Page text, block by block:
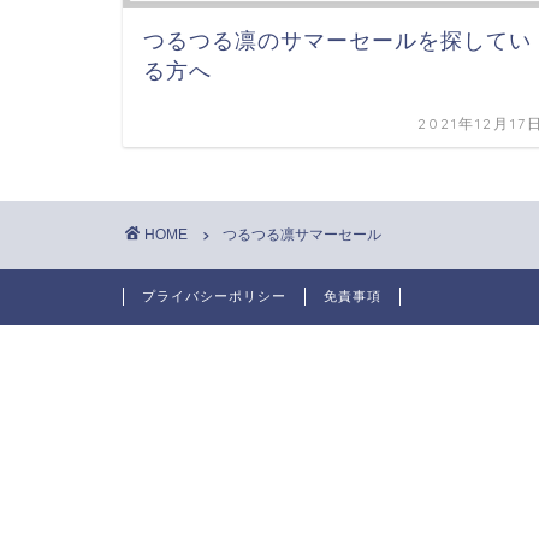
つるつる凛のサマーセールを探してい
る方へ
2021年12月17
HOME つるつる凛サマーセール
プライバシーポリシー 免責事項